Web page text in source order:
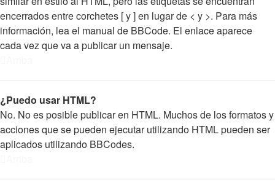
encerrados entre corchetes [ y ] en lugar de < y >. Para más
información, lea el manual de BBCode. El enlace aparece
cada vez que va a publicar un mensaje.
¿Puedo usar HTML?
No. No es posible publicar en HTML. Muchos de los formatos y
acciones que se pueden ejecutar utilizando HTML pueden ser
aplicados utilizando BBCodes.